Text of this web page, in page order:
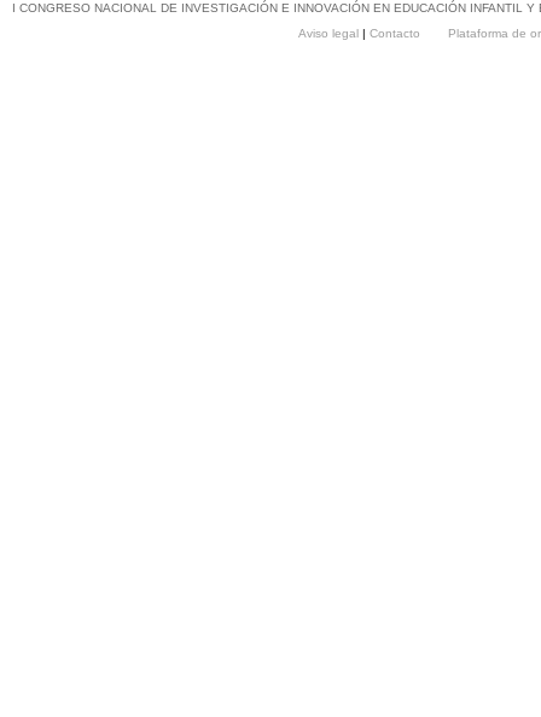
I CONGRESO NACIONAL DE INVESTIGACIÓN E INNOVACIÓN EN EDUCACIÓN INFANTIL Y
Aviso legal | Contacto Plataforma de